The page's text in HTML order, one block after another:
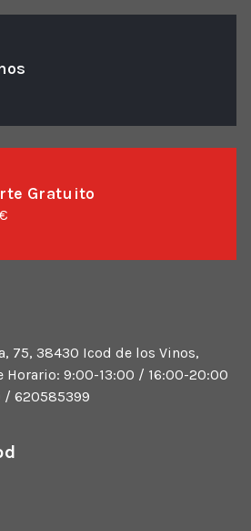
Gratuito
75, 38430 Icod de los Vinos,
Horario: 9:00-13:00 / 16:00-20:00
/ 620585399